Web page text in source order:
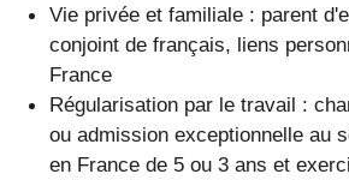
Vie privée et familiale : parent
conjoint de français, liens
France
Régularisation par le travail :
ou admission exceptionnelle au
en France de 5 ou 3 ans et